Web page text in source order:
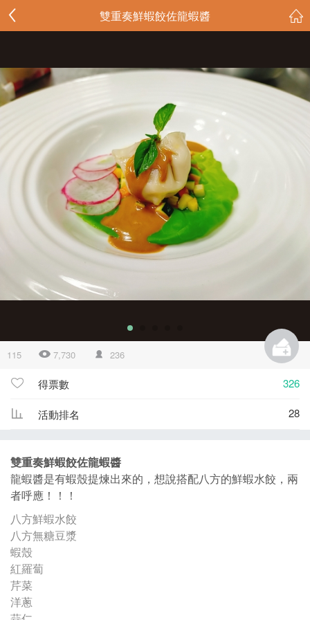
雙重奏鮮蝦餃佐龍蝦醬
115 7,730 236
得票數 326
活動排名 28
雙重奏鮮蝦餃佐龍蝦醬
龍蝦醬是有蝦殼提煉出來的，想說搭配八方的鮮蝦水餃，兩
者呼應！！！
八方鮮蝦水餃
八方無糖豆漿
蝦殼
紅羅蔔
芹菜
洋蔥